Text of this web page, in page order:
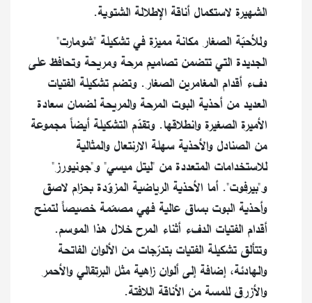
الشهيرة لاستكمال أناقة الإطلالة الشتوية.
وللأحبّة الصغار مكانة مميزة في تشكيلة "شومارت"
الجديدة التي تتضمن تصاميم مرحة ومريحة وتحافظ على
دفء أقدام المغامرين الصغار. وتضم تشكيلة الفتيات
العديد من أحذية البوت المرحة والمريحة لضمان سعادة
الأميرة الصغيرة وانطلاقها. وتقدّم التشكيلة أيضاً مجموعة
من الصنادل والأحذية سهلة الارنتعال والمثالية
للاستخدامات المتعددة من "ليتل ميسي" و"جونيورز"
و"بيرفوت". أما الأحذية الرياضية المزوّدة بحزام لاصق
وأحذية البوت بساق عالية فهي مصمّمة خصيصاً لتمنح
أقدام الفتيات الدفء أثناء المرح خلال هذا الموسم.
وتتألق تشكيلة الفتيات بتدرّجات من الألوان الفاتحة
والهادئة، إضافة إلى ألوان زاهية مثل البرتقالي والأحمر
والأزرق للمسة من الأناقة اللافتة.